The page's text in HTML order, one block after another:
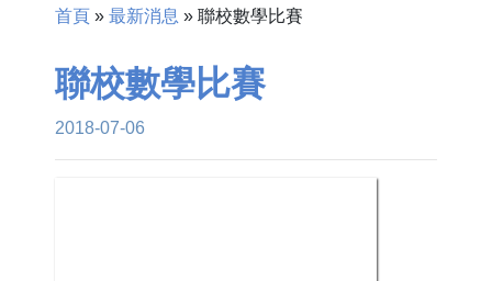
首頁 » 最新消息 » 聯校數學比賽
聯校數學比賽
2018-07-06